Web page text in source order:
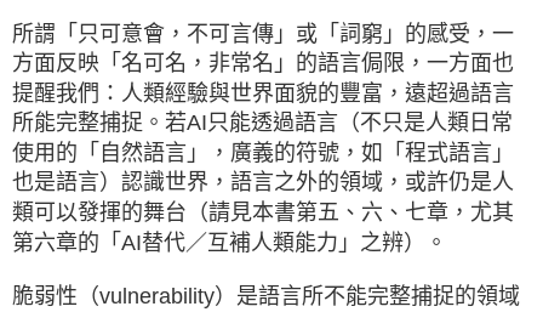
所謂「只可意會，不可言傳」或「詞窮」的感受，一
方面反映「名可名，非常名」的語言侷限，一方面也
提醒我們：人類經驗與世界面貌的豐富，遠超過語言
所能完整捕捉。若AI只能透過語言（不只是人類日常
使用的「自然語言」，廣義的符號，如「程式語言」
也是語言）認識世界，語言之外的領域，或許仍是人
類可以發揮的舞台（請見本書第五、六、七章，尤其
第六章的「AI替代／互補人類能力」之辨）。
脆弱性（vulnerability）是語言所不能完整捕捉的領域